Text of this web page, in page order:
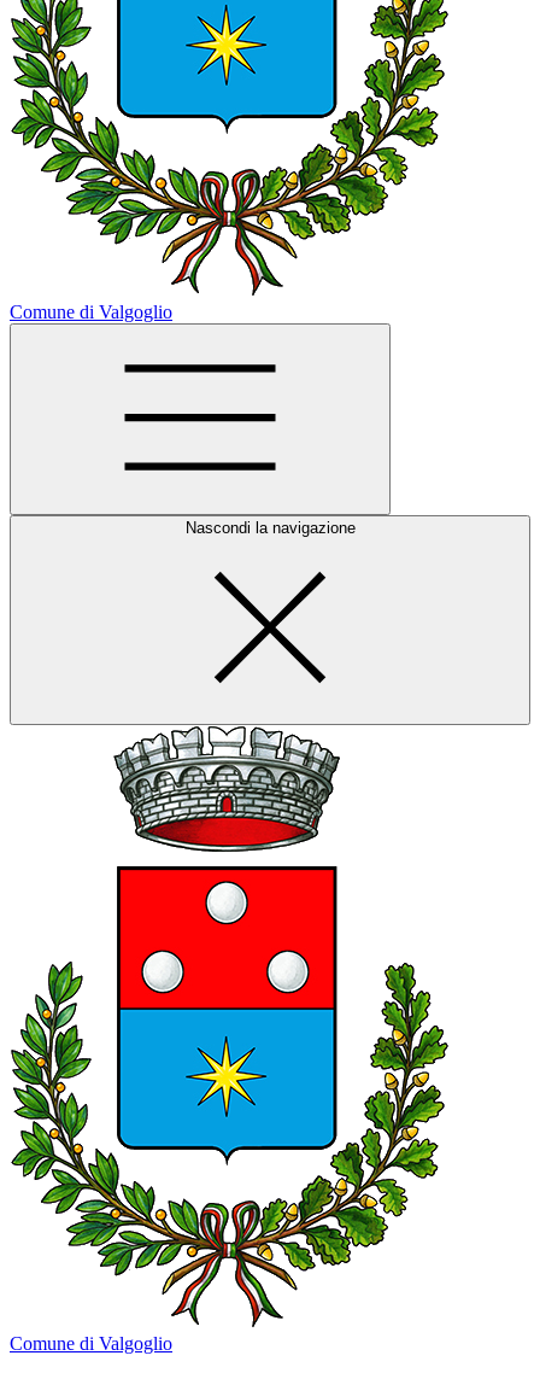
Comune di Valgoglio
Nascondi la navigazione
Comune di Valgoglio